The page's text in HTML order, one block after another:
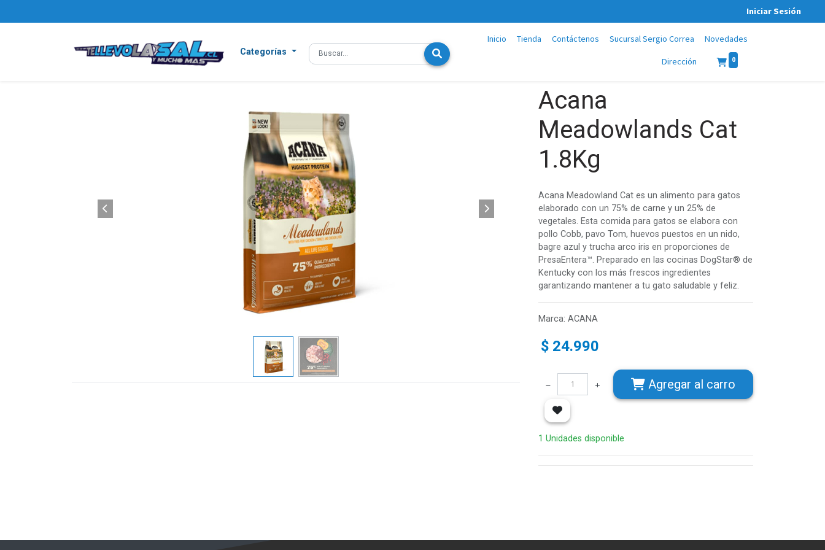
Iniciar Sesión
Categorías
Inicio Tienda Contáctenos Sucursal Sergio Correa Novedades
Dirección 0
Acana
Meadowlands Cat
1.8Kg
Acana Meadowland Cat es un alimento para gatos
elaborado con un 75% de carne y un 25% de
vegetales. Esta comida para gatos se elabora con
pollo Cobb, pavo Tom, huevos puestos en un nido,
bagre azul y trucha arco iris en proporciones de
PresaEntera™. Preparado en las cocinas DogStar® de
Kentucky con los más frescos ingredientes
garantizando mantener a tu gato saludable y feliz.
Marca: ACANA
$ 24.990
Agregar al carro
1 Unidades disponible